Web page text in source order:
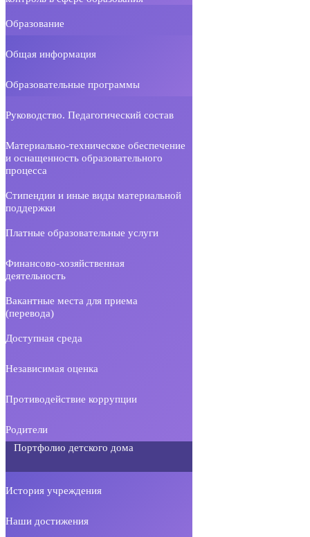
Образование
Общая информация
Образовательные программы
Руководство. Педагогический состав
Материально-техническое обеспечение
и оснащенность образовательного
процесса
Стипендии и иные виды материальной
поддержки
Платные образовательные услуги
Финансово-хозяйственная
деятельность
Вакантные места для приема
(перевода)
Доступная среда
Независимая оценка
Противодействие коррупции
Родители
Портфолио детского дома
История учреждения
Наши достижения